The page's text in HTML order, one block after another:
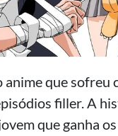
anime que sofreu
filler. A
que ganha